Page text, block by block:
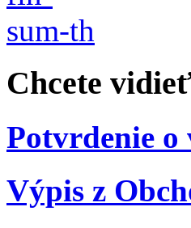
Chcete
Potvrdenie o
Výpis z